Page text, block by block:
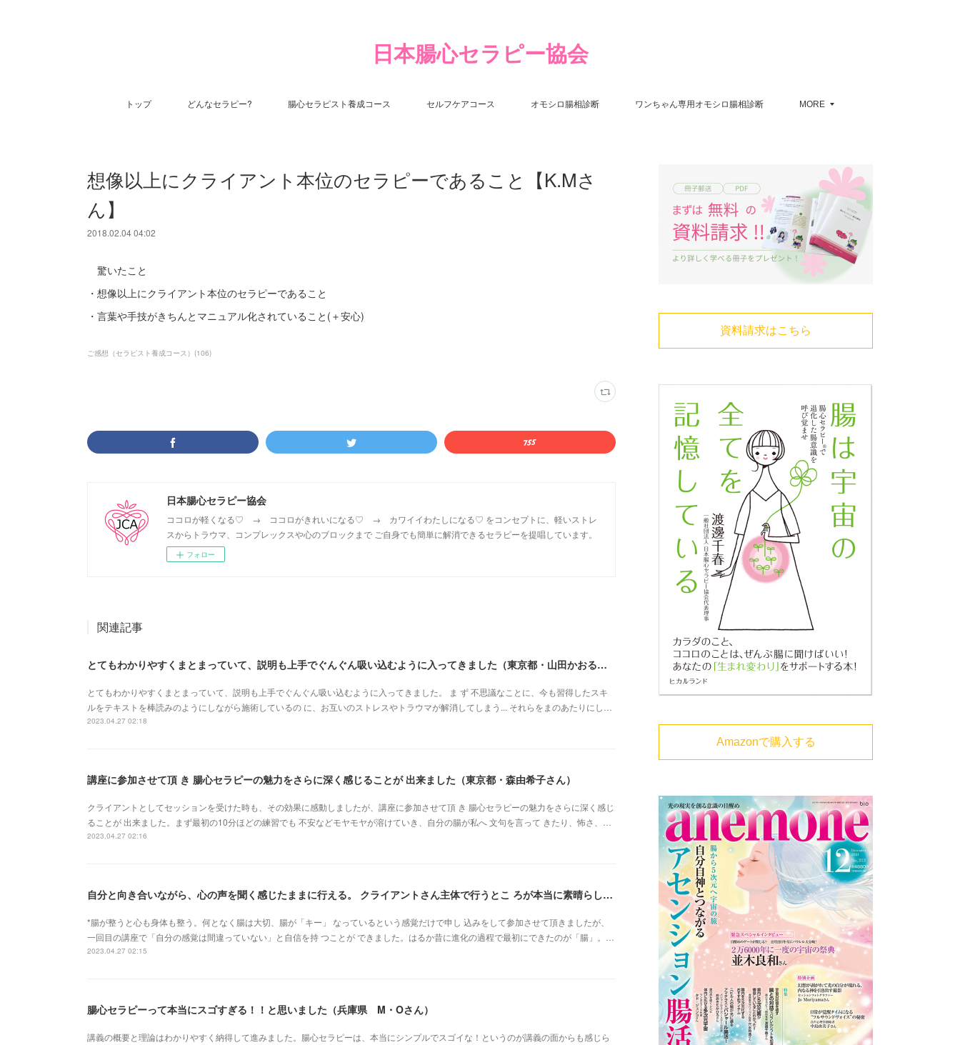
日本腸心セラピー協会
トップ どんなセラピー? 腸心セラピスト養成コース セルフケアコース オモシロ腸相診断 ワンちゃん専用オモシロ腸相診断 MORE
想像以上にクライアント本位のセラピーであること【K.Mさ
ん】
2018.02.04 04:02
驚いたこと
・想像以上にクライアント本位のセラピーであること
・言葉や手技がきちんとマニュアル化されていること(＋安心)
ご感想（セラピスト養成コース） (106)
日本腸心セラピー協会
ココロが軽くなる♡ → ココロがきれいになる♡ → カワイイわたしになる♡ をコンセプトに、軽いストレ
スからトラウマ、コンプレックスや心のブロックまで ご自身でも簡単に解消できるセラピーを提唱しています。
フォロー
関連記事
とてもわかりやすくまとまっていて、説明も上手でぐんぐん吸い込むように入ってきました（東京都・山田かおるさん）
とてもわかりやすくまとまっていて、説明も上手でぐんぐん吸い込むように入ってきました。 ま ず 不思議なことに、今も習得したスキ
ルをテキストを棒読みのようにしながら施術しているの に、お互いのストレスやトラウマが解消してしまう... それらをまのあたりにし…
2023.04.27 02:18
講座に参加させて頂 き 腸心セラピーの魅力をさらに深く感じることが 出来ました（東京都・森由希子さん）
クライアントとしてセッションを受けた時も、その効果に感動しましたが、講座に参加させて頂 き 腸心セラピーの魅力をさらに深く感じ
ることが 出来ました。まず最初の10分ほどの練習でも 不安などモヤモヤが溶けていき、自分の腸が私へ 文句を言って きたり、怖さ、…
2023.04.27 02:16
自分と向き合いながら、心の声を聞く感じたままに行える。 クライアントさん主体で行うとこ ろが本当に素晴らしいです（新潟県・佐藤よしみさん）
*腸が整うと心も身体も整う。何となく腸は大切、腸が「キー」 なっているという感覚だけで申し 込みをして参加させて頂きましたが、
一回目の講座で「自分の感覚は間違っていない」と自信を持 つことが できました。はるか昔に進化の過程で最初にできたのが「腸」。…
2023.04.27 02:15
腸心セラピーって本当にスゴすぎる！！と思いました（兵庫県 M・Oさん）
講義の概要と理論はわかりやすく納得して進みました。腸心セラピーは、本当にシンプルでスゴイな！というのが講義の面からも感じら
資料請求はこちら
Amazonで購入する